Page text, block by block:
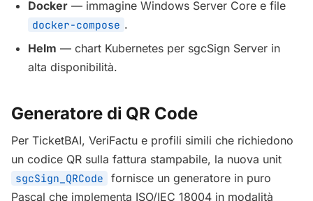
Docker — immagine Windows Server Core e file
docker-compose .
Helm — chart Kubernetes per sgcSign Server in
alta disponibilità.
Generatore di QR Code
Per TicketBAI, VeriFactu e profili simili che richiedono
un codice QR sulla fattura stampabile, la nuova unit
sgcSign_QRCode
fornisce un generatore in puro
Pascal che implementa ISO/IEC 18004 in modalità